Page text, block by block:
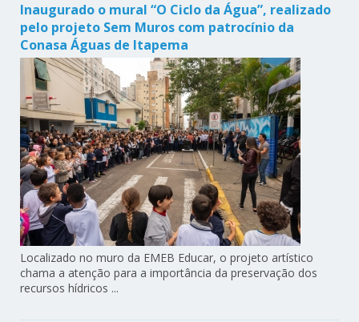
Inaugurado o mural “O Ciclo da Água”, realizado
pelo projeto Sem Muros com patrocínio da
Conasa Águas de Itapema
Localizado no muro da EMEB Educar, o projeto artístico
chama a atenção para a importância da preservação dos
recursos hídricos ...